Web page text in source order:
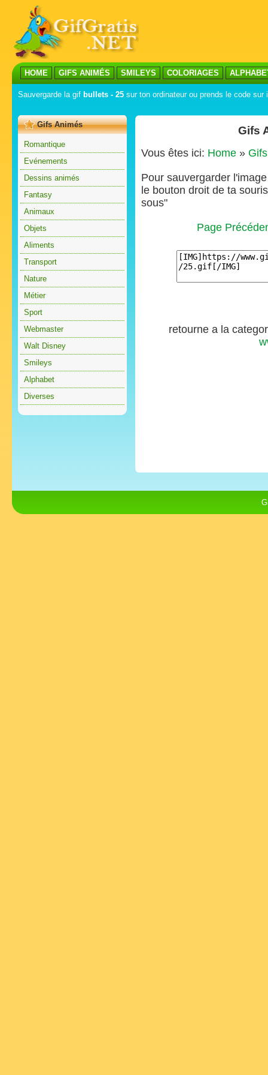
HOME GIFS ANIMÉS SMILEYS COLORIAGES
Sauvergarde la gif bullets - 25 sur ton ordinateur ou prends le code sur
Gifs Animés
Romantique
Evénements
Dessins animés
Fantasy
Animaux
Objets
Aliments
Transport
Nature
Métier
Sport
Webmaster
Walt Disney
Smileys
Alphabet
Diverses
Gifs
Vous êtes ici: Home »
Pour sauvergarder
le bouton droit de ta
sous"
Page
retourne a la